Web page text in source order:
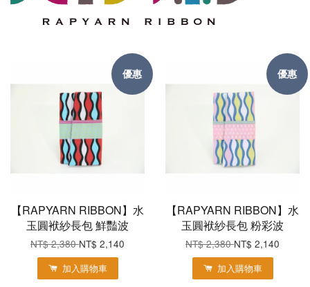
優惠
【RAPYARN RIBBON】水
玉圓袱紗長包 鮮豔波
NT$ 2,380NT$ 2,140
加入購物車
優惠
【RAPYARN RIBBON】水
玉圓袱紗長包 粉彩波
NT$ 2,380NT$ 2,140
加入購物車